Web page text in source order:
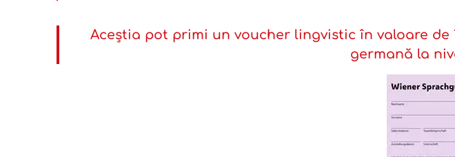
Aceștia pot primi un voucher lingvistic în valoare de
germană la